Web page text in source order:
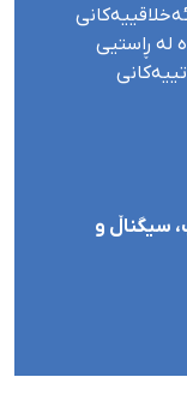
لە ڕاستیی
سیگناڵ و